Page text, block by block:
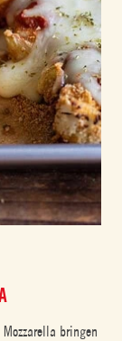
bringen